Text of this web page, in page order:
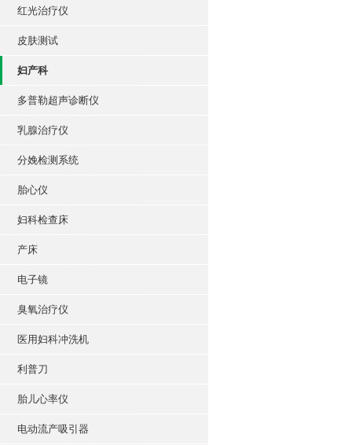
红光治疗仪
皮肤测试
妇产科
多普勒超声诊断仪
乳腺治疗仪
分娩检测系统
胎心仪
妇科检查床
产床
电子镜
臭氧治疗仪
医用妇科冲洗机
利普刀
胎儿心率仪
电动流产吸引器